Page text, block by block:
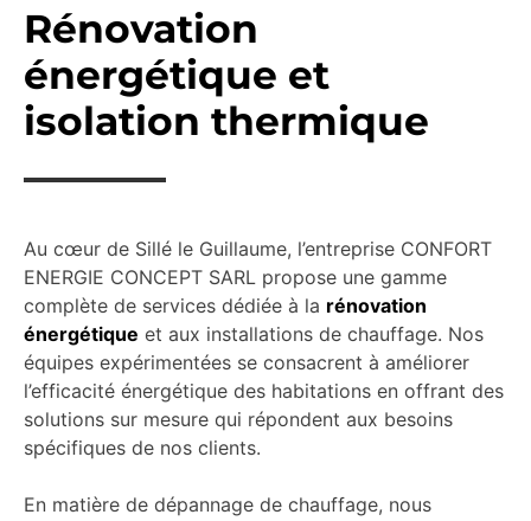
Rénovation
énergétique et
isolation thermique
Au cœur de Sillé le Guillaume, l’entreprise CONFORT
ENERGIE CONCEPT SARL propose une gamme
complète de services dédiée à la rénovation
énergétique et aux installations de chauffage. Nos
équipes expérimentées se consacrent à améliorer
l’efficacité énergétique des habitations en offrant des
solutions sur mesure qui répondent aux besoins
spécifiques de nos clients.
En matière de dépannage de chauffage, nous